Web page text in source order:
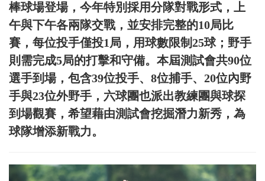
棒球場登場，今年特別採用分隊對戰形式，上
午與下午各兩隊交戰，並安排完整的10局比
賽，每位投手僅投1局，用球數限制25球；野手
則需完成5局的打擊和守備。本屆測試會共90位
選手到場，包含39位投手、8位捕手、20位內野
手與23位外野手，六球團也派出教練團與球探
到場觀賽，希望藉由測試會挖掘潛力新秀，為
球隊增添新戰力。